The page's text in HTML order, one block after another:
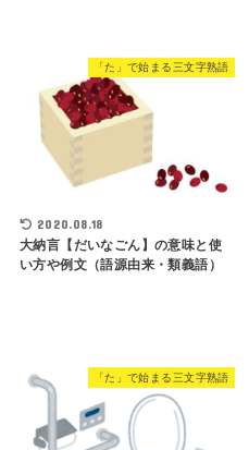
「た」で始まる三文字熟語
2020.08.18
大納言【だいなごん】の意味と使
い方や例文（語源由来・類義語）
「た」で始まる三文字熟語